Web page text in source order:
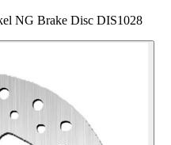
NG Brake Disc DIS1028